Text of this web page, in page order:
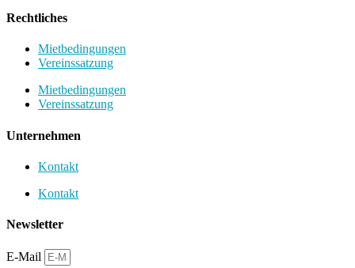
Rechtliches
Mietbedingungen
Vereinssatzung
Mietbedingungen
Vereinssatzung
Unternehmen
Kontakt
Kontakt
Newsletter
E-Mail